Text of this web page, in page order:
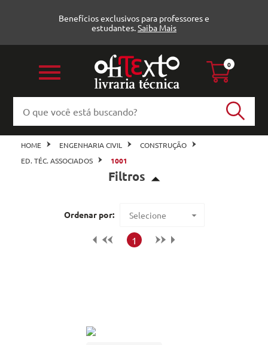
Benefícios exclusivos para professores e
estudantes. Saiba Mais
0
HOME ENGENHARIA CIVIL
CONSTRUÇÃO
ED. TÉC. ASSOCIADOS
1001
Filtros
Construção (1)Ordenar por: Selecione
Maior preço
1